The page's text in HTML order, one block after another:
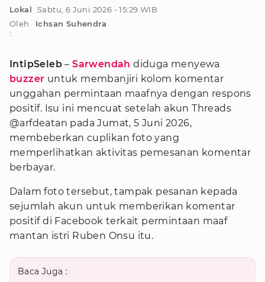
Lokal
Sabtu, 6 Juni 2026 - 15:29 WIB
Oleh
:
Ichsan Suhendra
IntipSeleb –Sarwendah diduga menyewa
buzzer untuk membanjiri kolom komentar
unggahan permintaan maafnya dengan respons
positif. Isu ini mencuat setelah akun Threads
@arfdeatan pada Jumat, 5 Juni 2026,
membeberkan cuplikan foto yang
memperlihatkan aktivitas pemesanan komentar
berbayar.
Dalam foto tersebut, tampak pesanan kepada
sejumlah akun untuk memberikan komentar
positif di Facebook terkait permintaan maaf
mantan istri Ruben Onsu itu.
Baca Juga :